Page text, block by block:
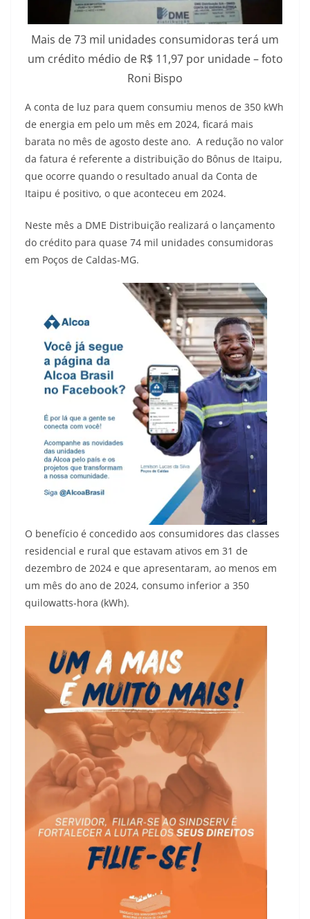
Mais de 73 mil unidades consumidoras terá um
um crédito médio de R$ 11,97 por unidade – foto
Roni Bispo
A conta de luz para quem consumiu menos de 350 kWh
de energia em pelo um mês em 2024, ficará mais
barata no mês de agosto deste ano. A redução no valor
da fatura é referente a distribuição do Bônus de Itaipu,
que ocorre quando o resultado anual da Conta de
Itaipu é positivo, o que aconteceu em 2024.
Neste mês a DME Distribuição realizará o lançamento
do crédito para quase 74 mil unidades consumidoras
em Poços de Caldas-MG.
O benefício é concedido aos consumidores das classes
residencial e rural que estavam ativos em 31 de
dezembro de 2024 e que apresentaram, ao menos em
um mês do ano de 2024, consumo inferior a 350
quilowatts-hora (kWh).